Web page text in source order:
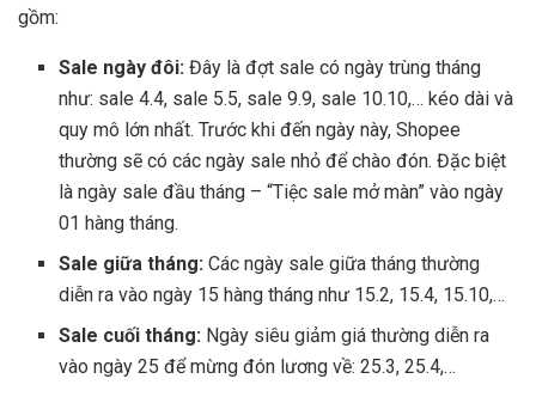
gồm:
Sale ngày đôi:Đây là đợt sale có ngày trùng tháng
như: sale 4.4, sale 5.5, sale 9.9, sale 10.10,… kéo dài và
quy mô lớn nhất. Trước khi đến ngày này, Shopee
thường sẽ có các ngày sale nhỏ để chào đón. Đặc biệt
là ngày sale đầu tháng – “Tiệc sale mở màn” vào ngày
01 hàng tháng.
Sale giữa tháng:Các ngày sale giữa tháng thường
diễn ra vào ngày 15 hàng tháng như 15.2, 15.4, 15.10,…
Sale cuối tháng: Ngày siêu giảm giá thường diễn ra
vào ngày 25 để mừng đón lương về: 25.3, 25.4,…